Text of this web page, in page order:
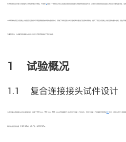
件的极限抗拉承载力试验值均大于桩身理论计算值。干钢等 10 提出了一种预应力离心混凝土钢绞线桩抱箍式卡箍的机械连接方法，并进行了钢绞线桩连接接头的抗拉承载性能试验，结
本文研发的预应力混凝土方桩复合连接接头采用型钢插接加焊接的连接方式，突破了传统连接方式只在桩周外围进行连接的局限性，提升了预应力混凝土方桩连接的整体性能。通过
及变形延性，为该新型连接接头的设计优化与工程应用提供了理论依据。
1 试验概况
1.1 复合连接接头试件设计
为研究复合连接接头的抗拉承载性能，选取了300 mm、450 mm、600 mm共3种截面尺寸的预应力混凝土方桩试件，预应力混凝土方桩配筋示意图如图1 所示，试件几何尺寸和配
取抗拉强度标准值（1420 MPa）的0.7倍，即994 MPa。